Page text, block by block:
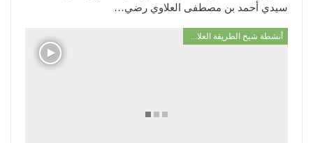
سيدي أحمد بن مصطفى العلاوي رضي…
أنشطة شيخ الطريقة العلاوية